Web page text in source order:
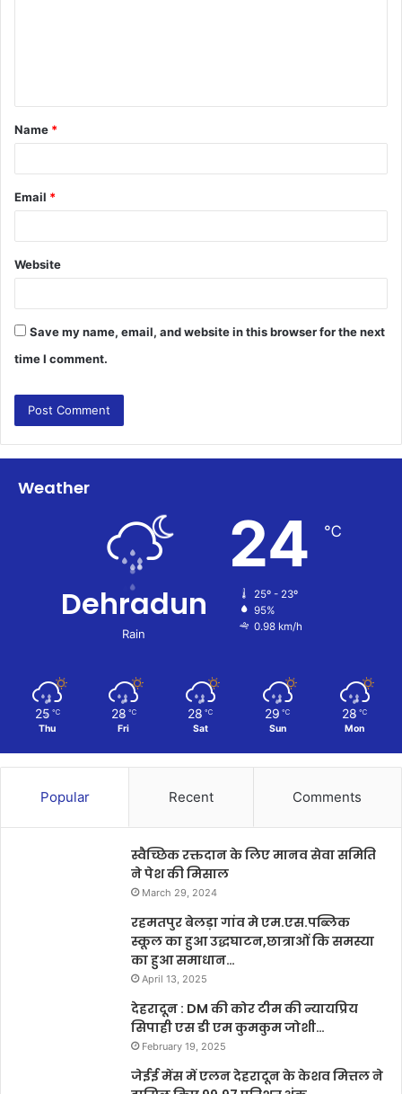
t
*
Name *
Email *
Website
Save my name, email, and website in this browser for the next
time I comment.
Weather
Dehradun
Rain
24 ℃
25º - 23º
95%
0.98 km/h
25 ℃
Thu
28 ℃
Fri
28 ℃
Sat
29 ℃
Sun
28 ℃
Mon
Popular Recent Comments
स्वैच्छिक रक्तदान के लिए मानव सेवा समिति
ने पेश की मिसाल
March 29, 2024
रहमतपुर बेलड़ा गांव मे एम.एस.पब्लिक
स्कूल का हुआ उद्धघाटन,छात्राओं कि समस्या
का हुआ समाधान…
April 13, 2025
देहरादून : DM की कोर टीम की न्यायप्रिय
सिपाही एस डी एम कुमकुम जोशी…
February 19, 2025
जेईई मेंस में एलन देहरादून के केशव मित्तल ने